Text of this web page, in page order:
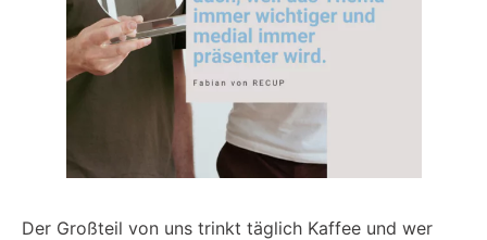
Der Großteil von uns trinkt täglich Kaffee und wer